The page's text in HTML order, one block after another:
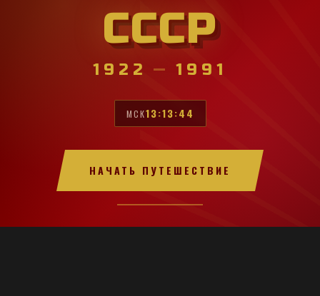
СССР
1922 — 1991
МСК13:13:45
НАЧАТЬ ПУТЕШЕСТВИЕ